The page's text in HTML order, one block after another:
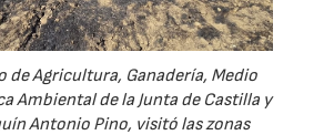
de Agricultura, Ganadería, Medio
Ambiental de la Junta de Castilla y
Antonio Pino, visitó las zonas